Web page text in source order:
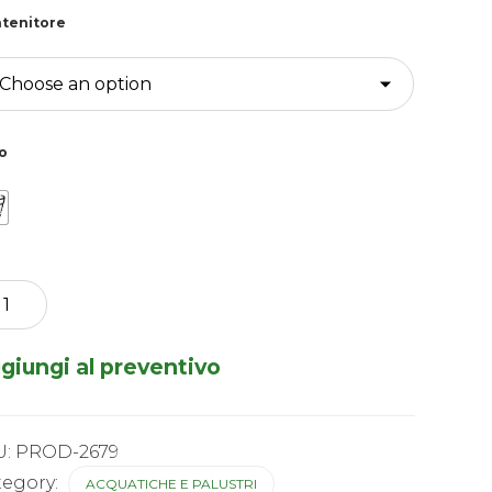
al preventivo
PROD-2679
ACQUATICHE E PALUSTRI